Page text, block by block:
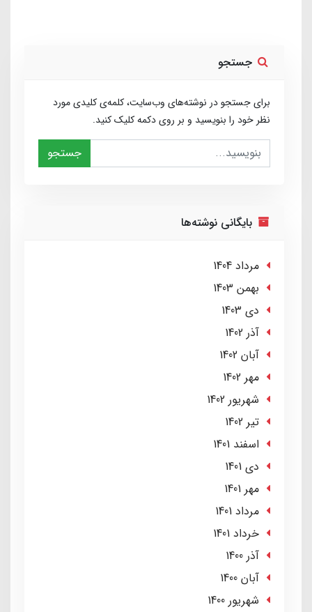
جستجو
برای جستجو در نوشته‌های وب‌سایت، کلمه‌ی کلیدی مورد
نظر خود را بنویسید و بر روی دکمه کلیک کنید.
جستجو
بایگانی نوشته‌ها
مرداد 1404
بهمن 1403
دی 1403
آذر 1402
آبان 1402
مهر 1402
شهریور 1402
تير 1402
اسفند 1401
دی 1401
مهر 1401
مرداد 1401
خرداد 1401
آذر 1400
آبان 1400
شهریور 1400